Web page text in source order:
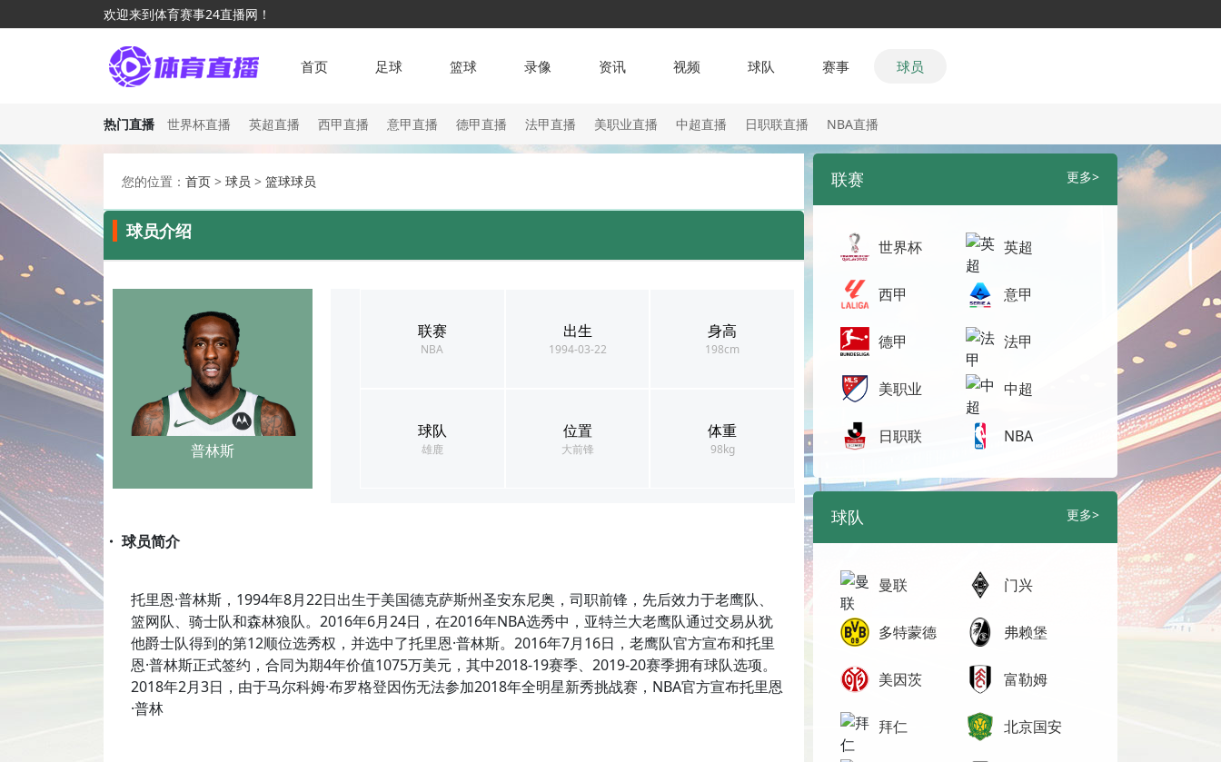
欢迎来到体育赛事24直播网！
首页 足球 篮球 录像 资讯 视频 球队 赛事 球员
热门直播 世界杯直播 英超直播 西甲直播 意甲直播 德甲直播 法甲直播 美职业直播 中超直播 日职联直播 NBA直播
您的位置： 首页 > 球员 > 篮球球员
球员介绍
普林斯
联赛
NBA
出生
1994-03-22
身高
198cm
球队
雄鹿
位置
大前锋
体重
98kg
・ 球员简介
托里恩·普林斯，1994年8月22日出生于美国德克萨斯州圣安东尼奥，司职前锋，先后效力于老鹰队、
篮网队、骑士队和森林狼队。2016年6月24日，在2016年NBA选秀中，亚特兰大老鹰队通过交易从犹
他爵士队得到的第12顺位选秀权，并选中了托里恩·普林斯。2016年7月16日，老鹰队官方宣布和托里
恩·普林斯正式签约，合同为期4年价值1075万美元，其中2018-19赛季、2019-20赛季拥有球队选项。
2018年2月3日，由于马尔科姆·布罗格登因伤无法参加2018年全明星新秀挑战赛，NBA官方宣布托里恩
·普林
联赛 更多>
世界杯 英超
西甲 意甲
德甲 法甲
美职业 中超
日职联 NBA
球队 更多>
曼联 门兴
多特蒙德 弗赖堡
美因茨 富勒姆
拜仁 北京国安